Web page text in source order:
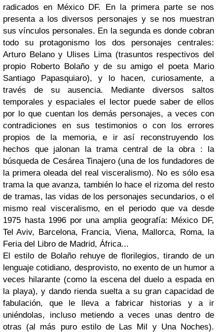
radicados en México DF. En la primera parte se nos
presenta a los diversos personajes y se nos muestran
sus vínculos personales. En la segunda es donde cobran
todo su protagonismo los dos personajes centrales:
Arturo Belano y Ulises Lima (trasuntos respectivos del
propio Roberto Bolaño y de su amigo el poeta Mario
Santiago Papasquiaro), y lo hacen, curiosamente, a
través de su ausencia. Mediante diversos saltos
temporales y espaciales el lector puede saber de ellos
por lo que cuentan los demás personajes, a veces con
contradiciones en sus testimonios o con los errores
propios de la memoria, e ir así reconstruyendo los
hechos que jalonan la trama central de la obra : la
búsqueda de Cesárea Tinajero (una de los fundadores de
la primera oleada del real visceralismo). No es sólo esa
trama la que avanza, también lo hace el rizoma del resto
de tramas, las vidas de los personajes secundarios, o el
mismo real visceralismo, en el periodo que va desde
1975 hasta 1996 por una amplia geografía: México DF,
Tel Aviv, Barcelona, Francia, Viena, Mallorca, Roma, la
Feria del Libro de Madrid, África...
El estilo de Bolaño rehuye de florilegios, tirando de un
lenguaje cotidiano, desprovisto, no exento de un humor a
veces hilarante (como la escena del duelo a espada en
la playa), y dando rienda suelta a su gran capacidad de
fabulación, que le lleva a fabricar historias y a ir
uniéndolas, incluso metiendo a veces unas dentro de
otras (al más puro estilo de Las Mil y Una Noches).